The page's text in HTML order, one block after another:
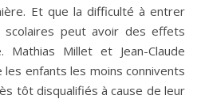
Et que la difficulté à entrer
scolaires peut avoir des effets
Millet et Jean-Claude
les enfants les moins connivents
tôt disqualifiés à cause de leur